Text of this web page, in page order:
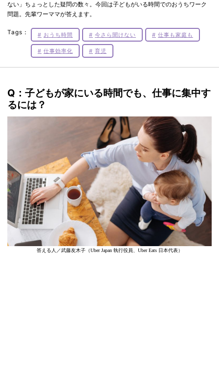
ない」ちょっとした疑問の数々。今回は子どもがいる時間でのおうちワーク
問題。先輩ワーママが答えます。
Tags： おうち時間 今さら聞けない 仕事も家庭も
仕事効率化 育児
Q：子どもが家にいる時間でも、仕事に集中す
るには？
答える人／武藤友木子（Uber Japan 執行役員、Uber Eats 日本代表）